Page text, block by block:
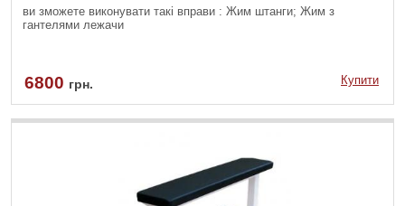
ви зможете виконувати такі вправи : Жим штанги; Жим з
гантелями лежачи
6800 грн. Купити